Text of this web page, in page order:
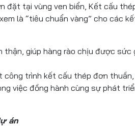
tại vùng ven biển, Kết cấu thép
là “tiêu chuẩn vàng” cho các
giúp hàng rào chịu được sức
trình kết cấu thép đơn thuần,
việc đồng hành cùng sự phát
án